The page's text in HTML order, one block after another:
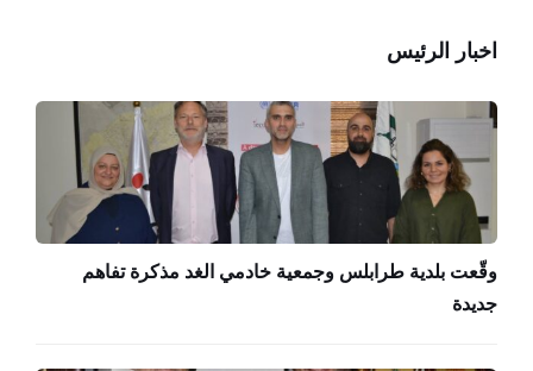
اخبار الرئيس
وقّعت بلدية طرابلس وجمعية خادمي الغد مذكرة تفاهم
جديدة